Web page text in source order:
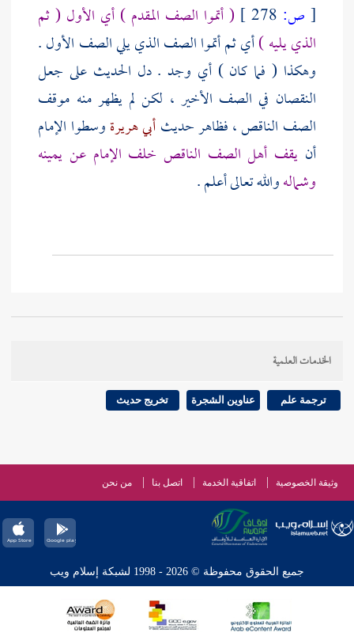
[ ص:
( أتموا الصف المقدم ) أي الأول ( ثم
الذي يليه )أي ثم أتموا الصف الذي يلي الصف الأول .
وهكذا ( فما كان ) أي وجد . دل الحديث على جعل
النقصان في الصف الأخير ، لكن لم يظهر منه موقف
الصف الناقص ، فظاهر حديثأبي هريرةوسطوا الإمام
أن يقف أهل الصف الناقص خلف الإمام عن يمينه
وشمالهوالله تعالى أعلم .
الخدمات العلمية
ترجمة علم عناوين الشجرة تخريج حديث
وثيقة الخصوصية اتفاقية الخدمة اتصل بنا من نحن
جميع الحقوق محفوظة © 2026 - 1998 لشبكة إسلام ويب